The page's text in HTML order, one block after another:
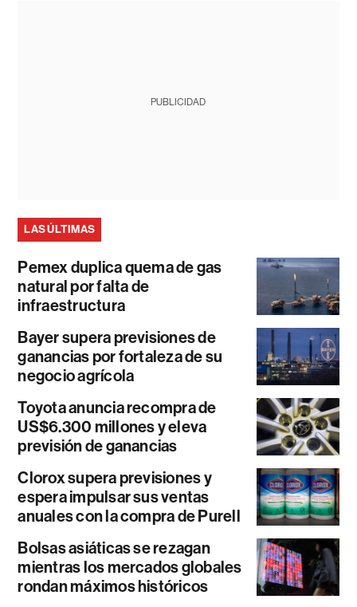
PUBLICIDAD
LAS ÚLTIMAS
Pemex duplica quema de gas
natural por falta de
infraestructura
Bayer supera previsiones de
ganancias por fortaleza de su
negocio agrícola
Toyota anuncia recompra de
US$6.300 millones y eleva
previsión de ganancias
Clorox supera previsiones y
espera impulsar sus ventas
anuales con la compra de Purell
Bolsas asiáticas se rezagan
mientras los mercados globales
rondan máximos históricos